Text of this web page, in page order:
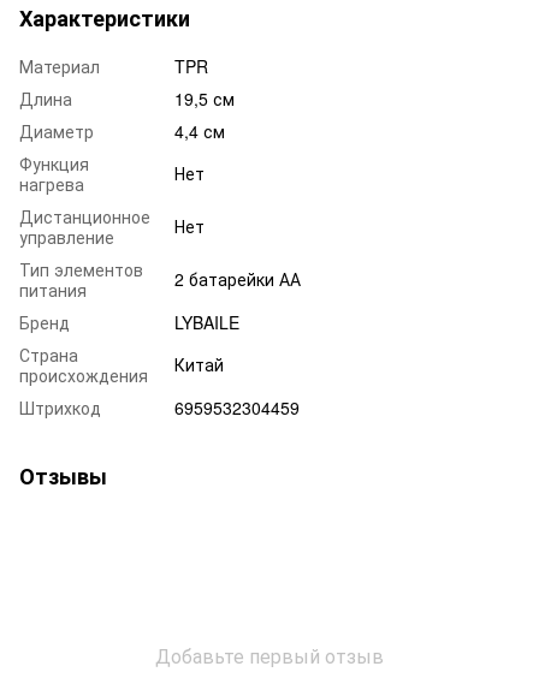
Характеристики
Материал
TPR
Длина
19,5 см
Диаметр
4,4 см
Функция
нагрева
Нет
Дистанционное
управление
Нет
Тип элементов
питания
2 батарейки АА
Бренд
LYBAILE
Страна
происхождения
Китай
Штрихкод
6959532304459
Отзывы
Добавьте первый отзыв